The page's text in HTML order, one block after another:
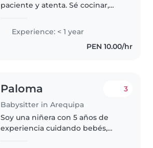
paciente y atenta. Sé cocinar,
tareas básicas del hogar. Me
gustan los niños y he estado
rodeada de niños con autismo,
Experience: < 1 year
PEN 10.00/hr
Paloma
Babysitter in Arequipa
3
Soy una niñera con 5 años de
experiencia cuidando bebés,